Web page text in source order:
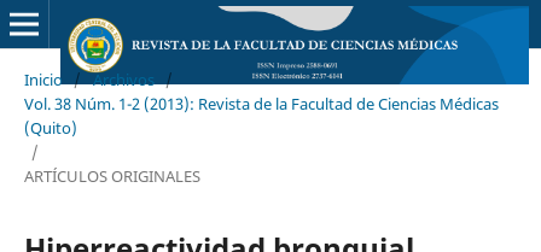
Inicio / Archivos /
Vol. 38 Núm. 1-2 (2013): Revista de la Facultad de Ciencias Médicas
(Quito)
/
ARTÍCULOS ORIGINALES